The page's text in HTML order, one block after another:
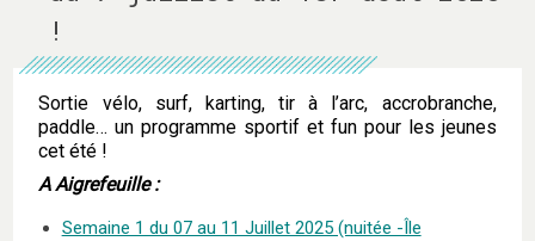
!
Sortie vélo, surf, karting, tir à l’arc, accrobranche,
paddle… un programme sportif et fun pour les jeunes
cet été !
A Aigrefeuille :
Semaine 1 du 07 au 11 Juillet 2025 (nuitée -Île